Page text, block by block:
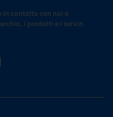
in contatto con noi e
i prodotti e i servizi